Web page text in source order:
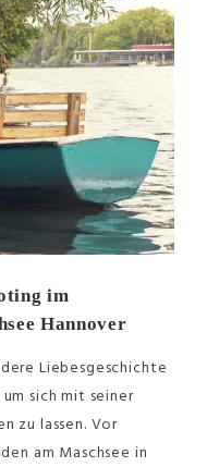
im
Hannover
Liebesgeschichte
sich mit seiner
zu lassen. Vor
am Maschsee in